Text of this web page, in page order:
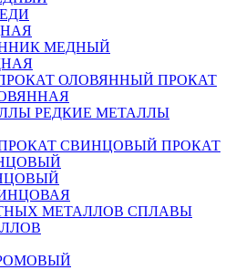
МЕДНЫЙ
ОЛОВЯННЫЙ ПРОКАТ
РЕДКИЕ МЕТАЛЛЫ
СВИНЦОВЫЙ ПРОКАТ
СПЛАВЫ